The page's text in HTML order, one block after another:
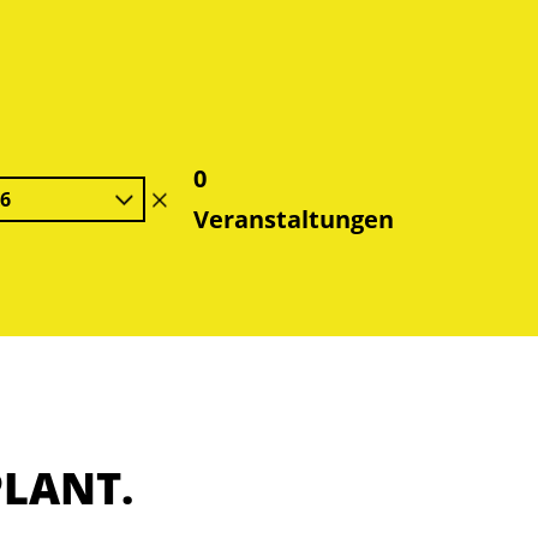
Filter
löschen
0
Veranstaltungen